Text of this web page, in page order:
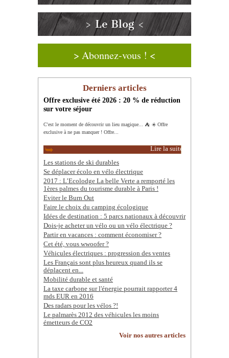
> Le Blog <
> Abonnez-vous ! <
Derniers articles
Offre exclusive été 2026 : 20 % de réduction
sur votre séjour
C'est le moment de découvrir un lieu magique... ⛺️ ☀️ Offre
exclusive à ne pas manquer ! Offre...
Lire la suite
Les stations de ski durables
Se déplacer écolo en vélo électrique
2017 : L’Ecolodge La belle Verte a remporté les
1ères palmes du tourisme durable à Paris !
Eviter le Burn Out
Faire le choix du camping écologique
Idées de destination : 5 parcs nationaux à découvrir
Dois-je acheter un vélo ou un vélo électrique ?
Partir en vacances : comment économiser ?
Cet été, vous wwoofer ?
Véhicules électriques : progression des ventes
Les Français sont plus heureux quand ils se
déplacent en...
Mobilité durable et santé
La taxe carbone sur l'énergie pourrait rapporter 4
mds EUR en 2016
Des radars pour les vélos ?!
Le palmarès 2012 des véhicules les moins
émetteurs de CO2
Voir nos autres articles